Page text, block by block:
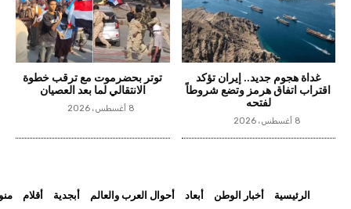
غداة هجوم جديد.. إيران تؤكد
اقتراب اتفاق هرمز وتضع شروطاً
لفتحه
8 أغسطس، 2026
توتر بحضرموت مع ترقب خطوة
الانتقالي لما بعد العصيان
8 أغسطس، 2026